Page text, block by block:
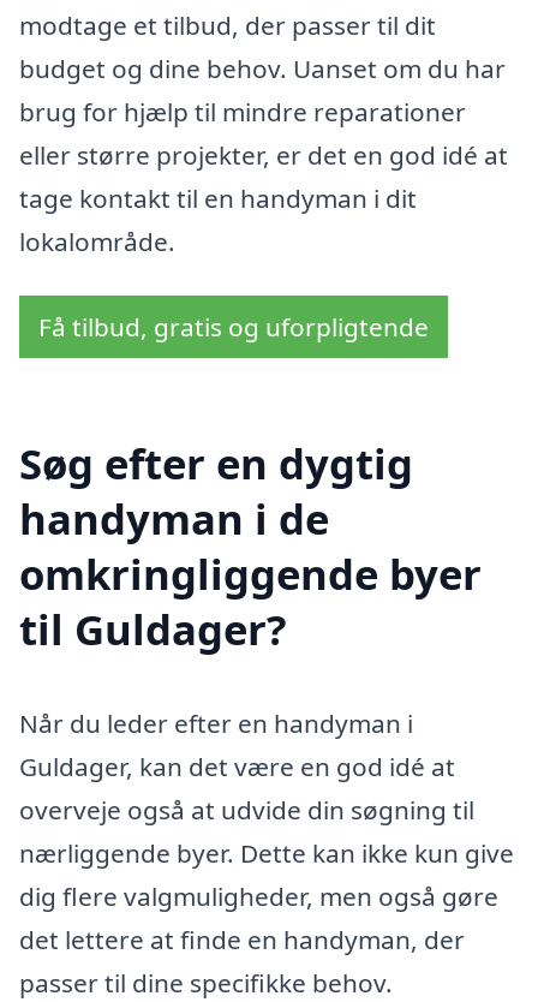
modtage et tilbud, der passer til dit
budget og dine behov. Uanset om du har
brug for hjælp til mindre reparationer
eller større projekter, er det en god idé at
tage kontakt til en handyman i dit
lokalområde.
Få tilbud, gratis og uforpligtende
Søg efter en dygtig
handyman i de
omkringliggende byer
til Guldager?
Når du leder efter en handyman i
Guldager, kan det være en god idé at
overveje også at udvide din søgning til
nærliggende byer. Dette kan ikke kun give
dig flere valgmuligheder, men også gøre
det lettere at finde en handyman, der
passer til dine specifikke behov.